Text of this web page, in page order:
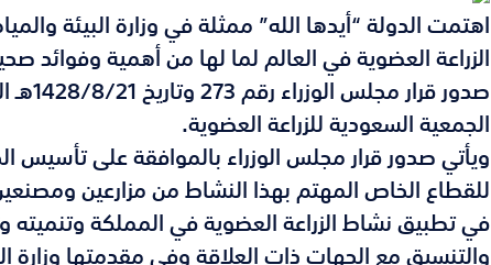
اهتمت الدولة “أيدها الله” ممثلة في وزارة البيئة
الزراعة العضوية في العالم لما لها من أهمية وفوائد
صدور
الجمعية السعودية للزراعة العضوية.
ويأتي صدور قرار مجلس الوزراء بالموافقة على تأسيس
للقطاع الخاص المهتم بهذا النشاط من مزارعين
في تطبيق نشاط الزراعة العضوية في المملكة وتنميته
والتنسيق مع الجهات ذات العلاقة وفي مقدمتها وزارة